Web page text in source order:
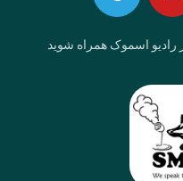
رادیو اسموک همراه شوید